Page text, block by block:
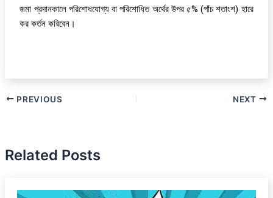
জমা প্রদানকালে পরিশোধযোগ্য বা পরিশোধিত অর্থের উপর ৫% (পাঁচ শতাংশ) হারে
কর কর্তন করিবেন।
PREVIOUS NEXT
Related Posts